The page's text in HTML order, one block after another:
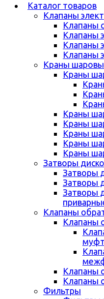
Каталог товаров
Клапаны
Клапаны
Клапаны
Клапаны
Клапаны
Краны
Краны
Краны
Краны
Краны
Краны
Краны
Затворы
Затворы
Затворы
Затворы
Клапаны
Клапаны
Клапаны
Клапаны
Фильтры